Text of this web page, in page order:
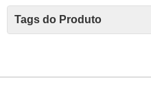
Tags do Produto